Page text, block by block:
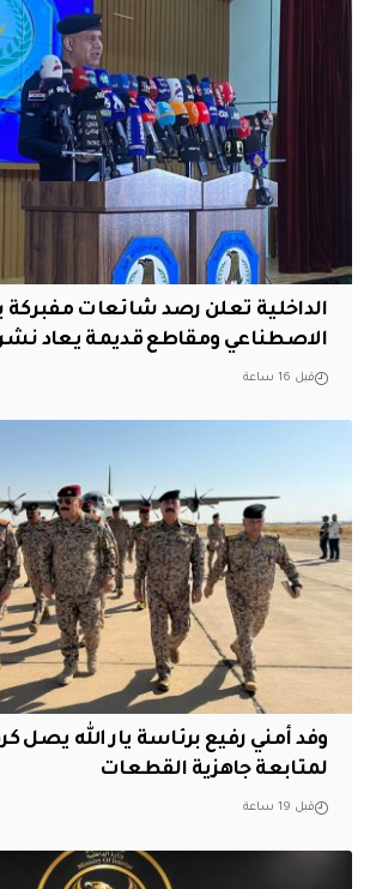
الداخلية تعلن رصد شائعات مفبركة
الاصطناعي ومقاطع قديمة يعاد
قبل 16 ساعة
وفد أمني رفيع برئاسة يار الله يصل
لمتابعة جاهزية القطعات
قبل 19 ساعة